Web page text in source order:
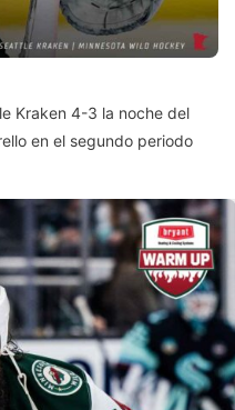
Kraken 4-3 la noche del
en el segundo periodo